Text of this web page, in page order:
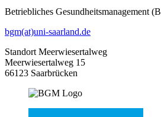
Betriebliches Gesundheitsmanagement
bgm(at)uni-saarland.de
Standort Meerwiesertalweg
Meerwiesertalweg 15
66123 Saarbrücken